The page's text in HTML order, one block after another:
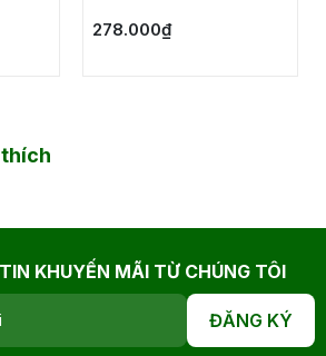
ĐẴNG, CHẲNG CÓ
NGÀY NÀO THÍCH
278.000₫
KHUYẾN MÃI TỪ CHÚNG TÔI
ĐĂNG KÝ